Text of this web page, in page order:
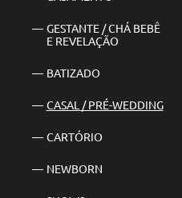
GESTANTE / CHÁ BEBÊ
E REVELAÇÃO
BATIZADO
CASAL / PRÉ-WEDDING
CARTÓRIO
NEWBORN